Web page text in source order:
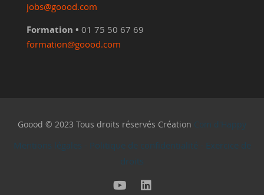
jobs@goood.com
Formation • 01 75 50 67 69
formation@goood.com
Goood © 2023 Tous droits réservés Création Com d'Happy
Mentions légales - Politique de confidentialité - Exercice de
droits